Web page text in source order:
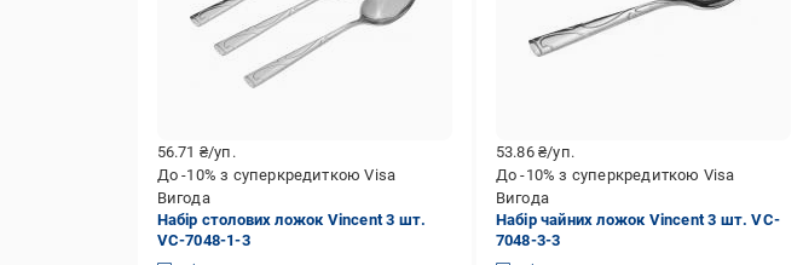
56.71 ₴/уп.
До -10% з суперкредиткою Visa
Вигода
Набір столових ложок Vincent 3 шт.
VC-7048-1-3
53.86 ₴/уп.
До -10% з суперкредиткою Visa
Вигода
Набір чайних ложок Vincent 3 шт. VC-
7048-3-3